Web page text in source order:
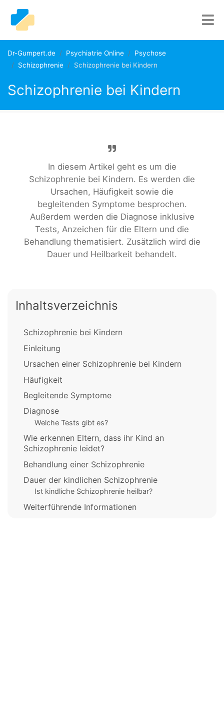
Dr-Gumpert.de Psychiatrie Online
Psychose
Schizophrenie
Schizophrenie bei Kindern
Schizophrenie bei Kindern
In diesem Artikel geht es um die
Schizophrenie bei Kindern. Es werden die
Ursachen, Häufigkeit sowie die
begleitenden Symptome besprochen.
Außerdem werden die Diagnose inklusive
Tests, Anzeichen für die Eltern und die
Behandlung thematisiert. Zusätzlich wird die
Dauer und Heilbarkeit behandelt.
Inhaltsverzeichnis
Schizophrenie bei Kindern
Einleitung
Ursachen einer Schizophrenie bei Kindern
Häufigkeit
Begleitende Symptome
Diagnose
Welche Tests gibt es?
Wie erkennen Eltern, dass ihr Kind an
Schizophrenie leidet?
Behandlung einer Schizophrenie
Dauer der kindlichen Schizophrenie
Ist kindliche Schizophrenie heilbar?
Weiterführende Informationen